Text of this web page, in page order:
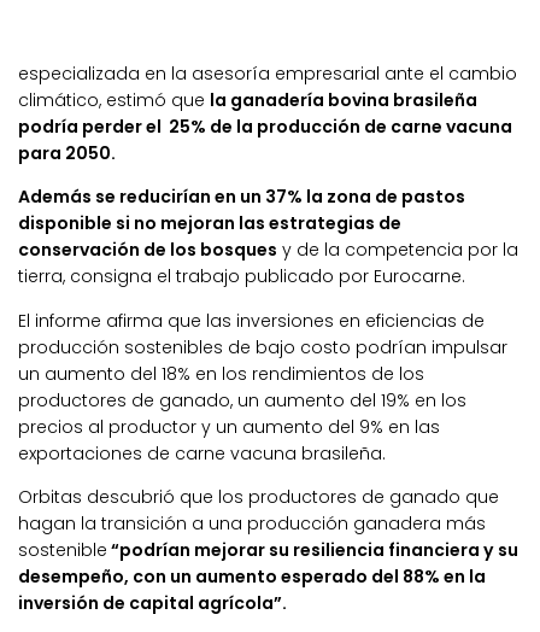
especializada en la asesoría empresarial ante el cambio
climático, estimó que la ganadería bovina brasileña
podría perder el 25% de la producción de carne vacuna
para 2050.
Además se reducirían en un 37% la zona de pastos
disponible si no mejoran las estrategias de
conservación de los bosques y de la competencia por la
tierra, consigna el trabajo publicado por Eurocarne.
El informe afirma que las inversiones en eficiencias de
producción sostenibles de bajo costo podrían impulsar
un aumento del 18% en los rendimientos de los
productores de ganado, un aumento del 19% en los
precios al productor y un aumento del 9% en las
exportaciones de carne vacuna brasileña.
Orbitas descubrió que los productores de ganado que
hagan la transición a una producción ganadera más
sostenible “podrían mejorar su resiliencia financiera y su
desempeño, con un aumento esperado del 88% en la
inversión de capital agrícola”.